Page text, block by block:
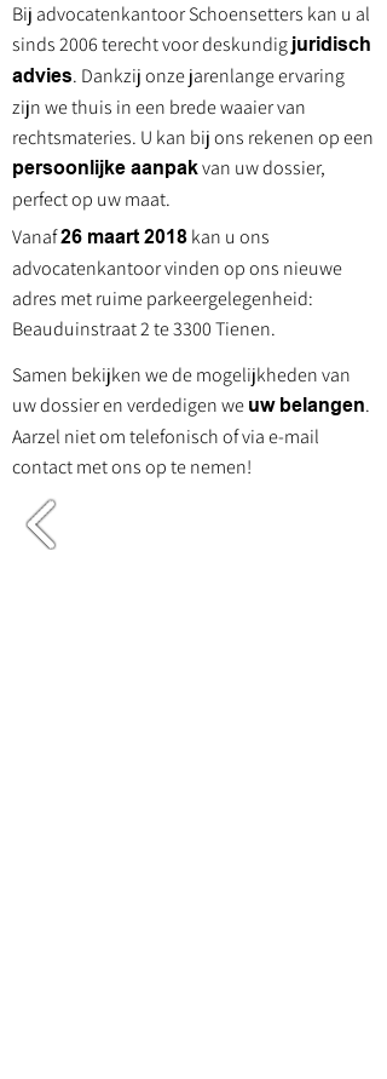
Bij advocatenkantoor Schoensetters kan u al
sinds 2006 terecht voor deskundig juridisch
advies. Dankzij onze jarenlange ervaring
zijn we thuis in een brede waaier van
rechtsmateries. U kan bij ons rekenen op een
persoonlijke aanpak van uw dossier,
perfect op uw maat.
Vanaf26 maart 2018 kan u ons
advocatenkantoor vinden op ons nieuwe
adres met ruime parkeergelegenheid:
Beauduinstraat 2 te 3300 Tienen.
Samen bekijken we de mogelijkheden van
uw dossier en verdedigen we uw belangen.
Aarzel niet om telefonisch of via e-mail
contact met ons op te nemen!